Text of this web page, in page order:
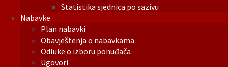
Statistika sjednica po sazivu
Nabavke
Plan nabavki
Obavještenja o nabavkama
Odluke o izboru ponuđača
Ugovori